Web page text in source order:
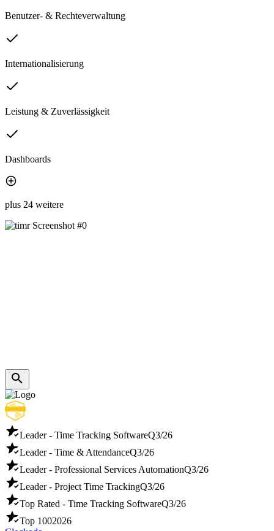
Benutzer- & Rechteverwaltung
Internationalisierung
Leistung & Zuverlässigkeit
Dashboards
plus 24 weitere
Leader - Time Tracking SoftwareQ3/26
Leader - Time & AttendanceQ3/26
Leader - Professional Services AutomationQ3/26
Leader - Project Time TrackingQ3/26
Top Rated - Time Tracking SoftwareQ3/26
Top 1002026